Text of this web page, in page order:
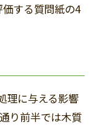
価する質問紙の4
理に与える影響
り前半では木質